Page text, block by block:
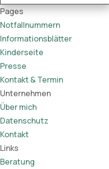
Pages
Notfallnummern
Informationsblätter
Kinderseite
Presse
Kontakt & Termin
Unternehmen
Über mich
Datenschutz
Kontakt
Links
Beratung